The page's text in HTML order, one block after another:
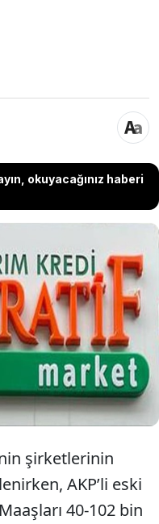
okuyacağınız haberi
şirketlerinin
dolduruldu.
lira huzur hakkı, 200
verildi.
şirketlerinin
AKP’li eski
40-102 bin